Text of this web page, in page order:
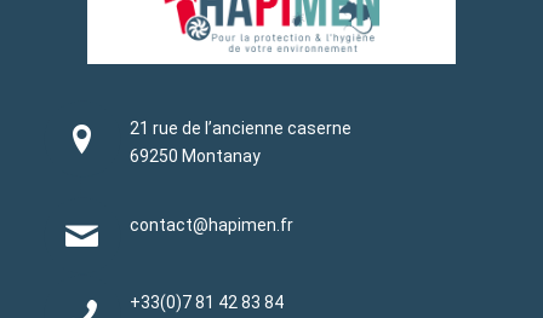
21 rue de l’ancienne caserne
69250 Montanay
contact@hapimen.fr
+33(0)7 81 42 83 84